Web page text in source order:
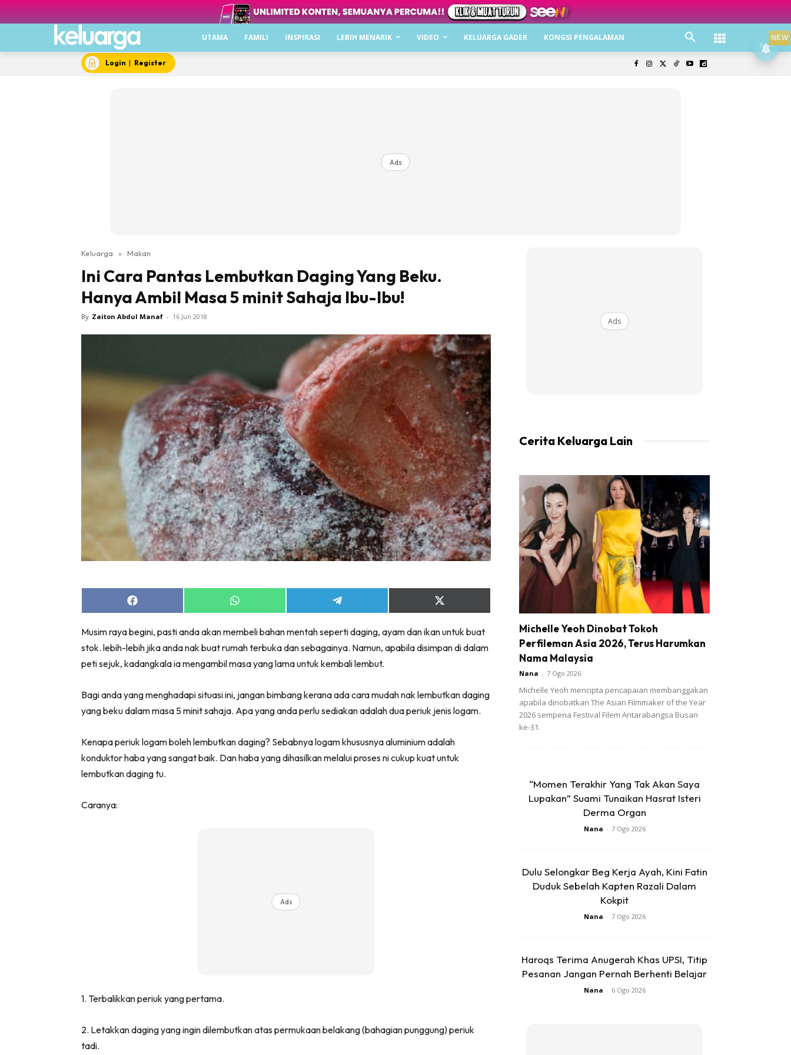
UTAMA FAMILI INSPIRASI LEBIH MENARIK VIDEO KELUARGA GADER KONGSI PENGALAMAN
Login | Register
Ads
Keluarga » Makan
Ini Cara Pantas Lembutkan Daging Yang Beku.
Hanya Ambil Masa 5 minit Sahaja Ibu-Ibu!
By Zaiton Abdul Manaf - 16 Jun 2018
Share
on
Share
on
Share
on
Share
on
(Twitter)
Musim raya begini, pasti anda akan membeli bahan mentah seperti daging, ayam dan ikan untuk buat
stok. lebih-lebih jika anda nak buat rumah terbuka dan sebagainya. Namun, apabila disimpan di dalam
peti sejuk, kadangkala ia mengambil masa yang lama untuk kembali lembut.
Bagi anda yang menghadapi situasi ini, jangan bimbang kerana ada cara mudah nak lembutkan daging
yang beku dalam masa 5 minit sahaja. Apa yang anda perlu sediakan adalah dua periuk jenis logam.
Kenapa periuk logam boleh lembutkan daging? Sebabnya logam khususnya aluminium adalah
konduktor haba yang sangat baik. Dan haba yang dihasilkan melalui proses ni cukup kuat untuk
lembutkan daging tu.
Caranya:
Ads
1. Terbalikkan periuk yang pertama.
2. Letakkan daging yang ingin dilembutkan atas permukaan belakang (bahagian punggung) periuk
tadi.
Ads
Cerita Keluarga Lain
Michelle Yeoh Dinobat Tokoh
Perfileman Asia 2026, Terus Harumkan
Nama Malaysia
Nana - 7 Ogo 2026
Michelle Yeoh mencipta pencapaian membanggakan
apabila dinobatkan The Asian Filmmaker of the Year
2026 sempena Festival Filem Antarabangsa Busan
ke-31.
“Momen Terakhir Yang Tak Akan Saya
Lupakan” Suami Tunaikan Hasrat Isteri
Derma Organ
Nana - 7 Ogo 2026
Dulu Selongkar Beg Kerja Ayah, Kini Fatin
Duduk Sebelah Kapten Razali Dalam
Kokpit
Nana - 7 Ogo 2026
Haroqs Terima Anugerah Khas UPSI, Titip
Pesanan Jangan Pernah Berhenti Belajar
Nana - 6 Ogo 2026
NEW